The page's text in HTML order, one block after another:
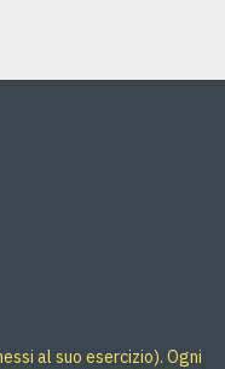
al suo esercizio). Ogni